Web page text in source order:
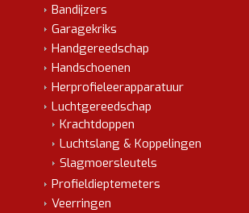
Bandijzers
Garagekriks
Handgereedschap
Handschoenen
Herprofieleerapparatuur
Luchtgereedschap
Krachtdoppen
Luchtslang & Koppelingen
Slagmoersleutels
Profieldieptemeters
Veerringen